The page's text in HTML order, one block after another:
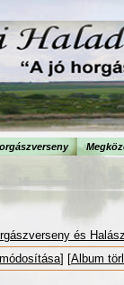
és
] [Album